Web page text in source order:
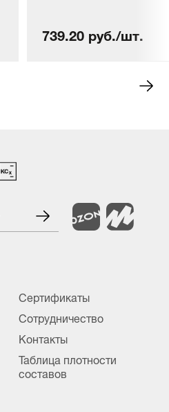
739.20 руб./шт.
Сертификаты
Сотрудничество
Контакты
Таблица плотности
составов